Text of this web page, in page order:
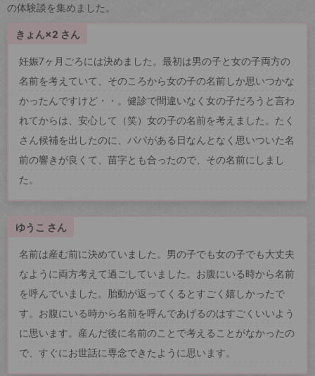
の体験談を集めました。
きょん×2 さん
妊娠7ヶ月ごろには決めました。最初は男の子と女の子両方の
名前を考えていて、そのころから女の子の名前しか思いつかな
かったんですけど・・。健診で間違いなく女の子だろうと言わ
れてからは、安心して（笑）女の子の名前を考えました。たく
さん候補を出したのに、パパがある日なんとなく思いついた名
前の響きが良くて、苗字とも合ったので、その名前にしまし
た。
ゆうこ さん
名前は産む前に決めていました。男の子でも女の子でも大丈夫
なように両方考えて過ごしていました。お腹にいる時から名前
を呼んでいました。胎動が返ってくるとすごく嬉しかったで
す。お腹にいる時から名前を呼んであげるのはすごくいいよう
に思います。産んだ後に名前のことで考えることがなかったの
で、すぐにお世話に専念できたように思います。